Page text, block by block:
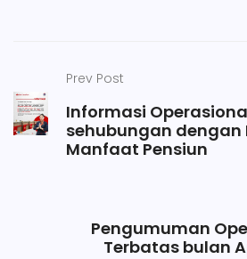
Prev Post
Informasi
sehubungan dengan
Manfaat Pensiun
Pengumuman
Terbatas bulan